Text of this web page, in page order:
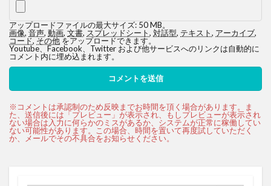
アップロードファイルの最大サイズ: 50 MB。
画像, 音声, 動画, 文書, スプレッドシート, 対話型, テキスト, アーカイブ,
コード,その他をアップロードできます。
Youtube、Facebook、Twitter および他サービスへのリンクは自動的に
コメント内に埋め込まれます。